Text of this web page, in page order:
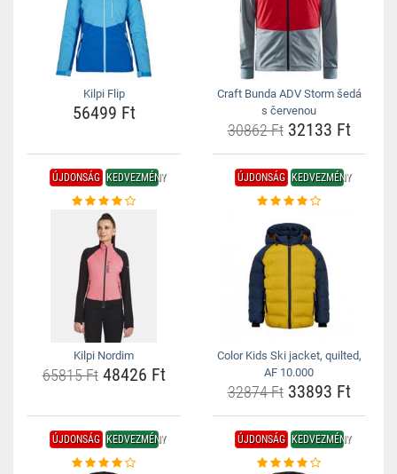
Kilpi Flip
56499 Ft
Craft Bunda ADV Storm šedá
s červenou
30862 Ft32133 Ft
ÚJDONSÁG KEDVEZMÉNY
Kilpi Nordim
65815 Ft48426 Ft
ÚJDONSÁG KEDVEZMÉNY
Color Kids Ski jacket, quilted,
AF 10.000
32874 Ft33893 Ft
ÚJDONSÁG KEDVEZMÉNY ÚJDONSÁG KEDVEZMÉNY